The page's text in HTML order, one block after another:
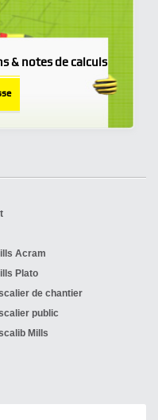
& notes de calculs
Acram
Plato
de chantier
public
Mills